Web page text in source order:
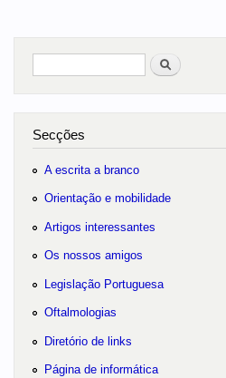
Pesquisar
no portal
Secções
A escrita a branco
Orientação e mobilidade
Artigos interessantes
Os nossos amigos
Legislação Portuguesa
Oftalmologias
Diretório de links
Página de informática